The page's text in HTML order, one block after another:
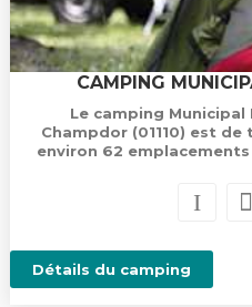
CAMPING
Le camping
Champdor (01110) est
environ 62
Détails du camping